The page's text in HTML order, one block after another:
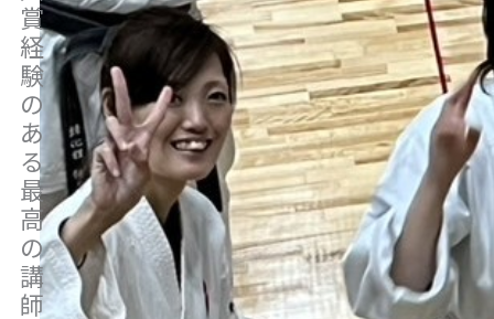
賞
経
験
の
あ
る
最
高
の
講
師